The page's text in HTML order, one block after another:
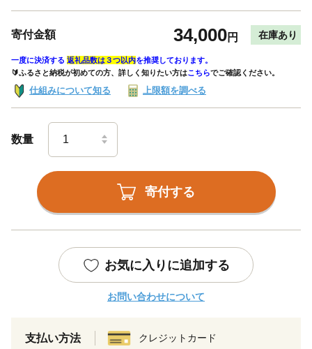
寄付金額 34,000円 在庫あり
一度に決済する 返礼品数は３つ以内を推奨しております。
🔰ふるさと納税が初めての方、詳しく知りたい方はこちらでご確認ください。
仕組みについて知る 上限額を調べる
数量
寄付する
お気に入りに追加する
お問い合わせについて
支払い方法 クレジットカード